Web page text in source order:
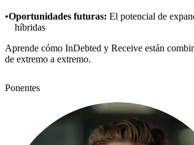
Oportunidades futuras: El potencial de
híbridas
Aprende cómo InDebted y Receive están
de extremo a extremo.
Ponentes